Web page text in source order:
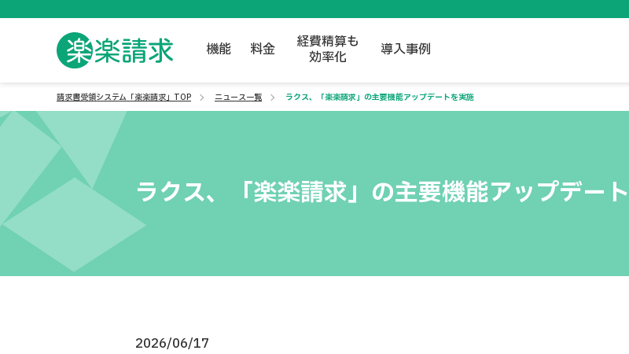
機能 料金
経費精算も
効率化
導入事例
請求書受領システム「楽楽請求」TOP ニュース一覧 ラクス、「楽楽請求」の主要機能アップデートを実施
ラクス、「楽楽請求」の主要機能アップデー
2026/06/17